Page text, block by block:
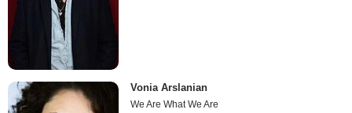
Vonia Arslanian
We Are What We Are